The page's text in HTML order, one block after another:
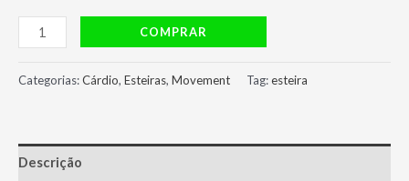
Esteira
Run
COMPRAR
Categorias:Cárdio, Esteiras, Movement Tag:esteira
Descrição